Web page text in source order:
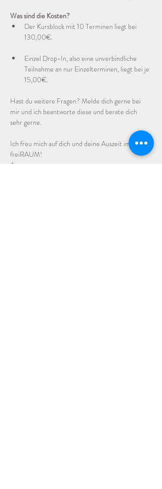
Was sind die Kosten?
Der Kursblock mit 10 Terminen liegt bei
130,00€.
Einzel Drop-In, also eine unverbindliche
Teilnahme an nur Einzelterminen, liegt bei je
15,00€.
Hast du weitere Fragen? Melde dich gerne bei
mir und ich beantworte diese und berate dich
sehr gerne.
Ich freu mich auf dich und deine Auszeit im
freiRAUM!
Anna